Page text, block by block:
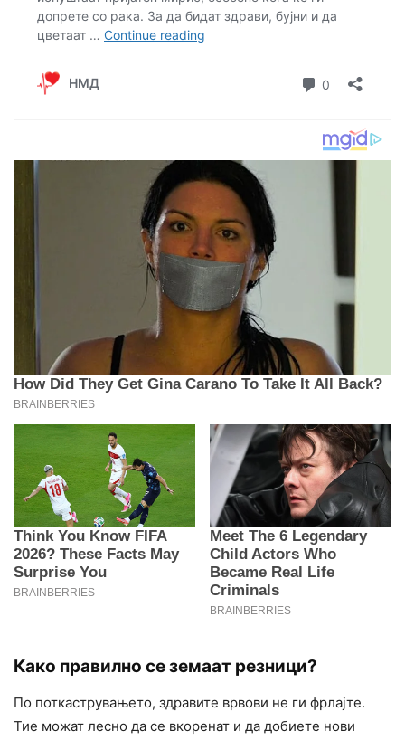
Како правилно се земаат резници?
По поткаструвањето, здравите врвови не ги фрлајте.
Тие можат лесно да се вкоренат и да добиете нови